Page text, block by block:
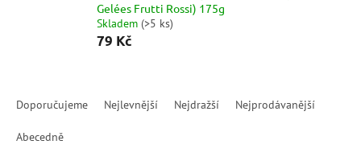
Gelées Frutti Rossi) 175g
Skladem (>5 ks)
79 Kč
Doporučujeme Nejlevnější Nejdražší Nejprodávanější
Abecedně